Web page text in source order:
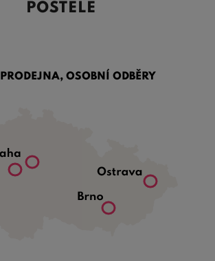
POSTELE
PRODEJNA, OSOBNÍ ODBĚRY